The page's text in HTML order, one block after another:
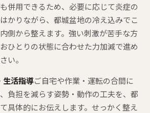
併用できるため、必要に応じて炎症の
かりながら、都城盆地の冷え込みでこ
側から整えます。強い刺激が苦手な方
ひとりの状態に合わせた力加減で進め
い。
生活指導ご自宅や作業・運転の合間に
負担を減らす姿勢・動作の工夫を、都
具体的にお伝えします。せっかく整え